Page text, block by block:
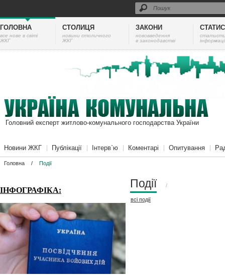
ГОЛОВНА
все нове в світі
ЖКГ
СТОЛИЦЯ
новини столичного
ЖКГ
ЗАКОНИ
нововведення
в законодавстві
Головний експерт житлово-комунального господарства України
Новини ЖКГ Публікації Інтерв`ю Коментарі Опитування
Головна / Події
ІНФОГРАФІКА:
Події /
всі події